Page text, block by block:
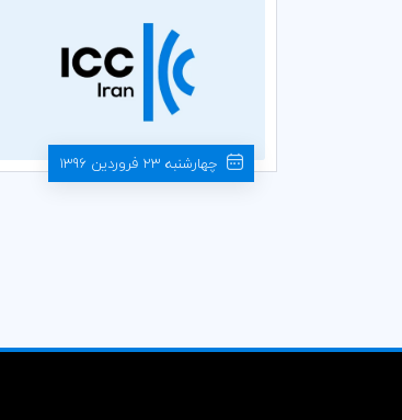
چهارشنبه 23 فروردین 1396